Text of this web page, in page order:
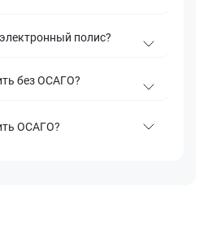
полис?
без ОСАГО?
ОСАГО?